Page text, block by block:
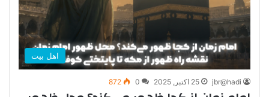
اهل بیت
jbr@hadi 25 اکتبر, 2025 0
872